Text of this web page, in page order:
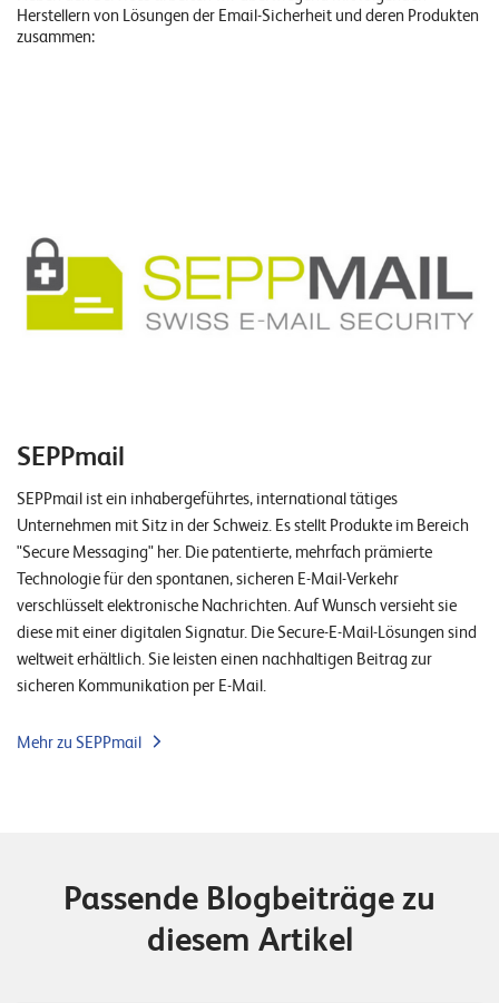
Herstellern von Lösungen der Email-Sicherheit und deren Produkten
zusammen:
SEPPmail
SEPPmail ist ein inhabergeführtes, international tätiges
Unternehmen mit Sitz in der Schweiz. Es stellt Produkte im Bereich
"Secure Messaging" her. Die patentierte, mehrfach prämierte
Technologie für den spontanen, sicheren E-Mail-Verkehr
verschlüsselt elektronische Nachrichten. Auf Wunsch versieht sie
diese mit einer digitalen Signatur. Die Secure-E-Mail-Lösungen sind
weltweit erhältlich. Sie leisten einen nachhaltigen Beitrag zur
sicheren Kommunikation per E-Mail.
Mehr zu SEPPmail
Passende Blogbeiträge zu
diesem Artikel